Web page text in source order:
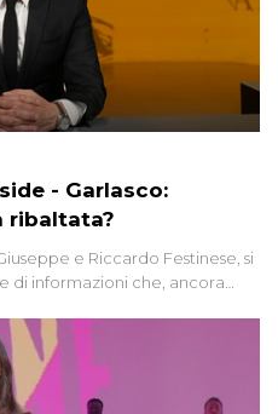
- Garlasco:
ribaltata?
e Riccardo Festinese, si
di informazioni che, ancora
anni. Lo speciale ricostruisce la
errori, dettagli
che sembra non avere